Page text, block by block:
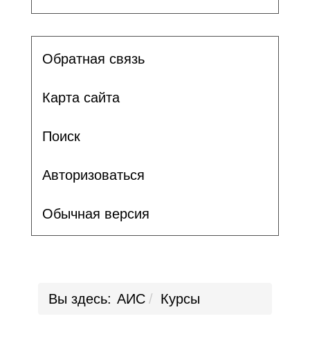
Обратная связь
Карта сайта
Поиск
Авторизоваться
Обычная версия
Вы здесь: АИС Курсы